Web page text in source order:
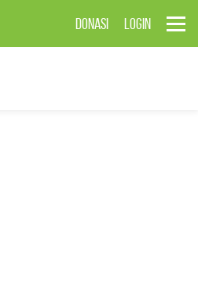
DONASI LOGIN